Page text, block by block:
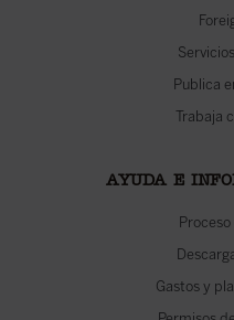
Publica
Trabaja
AYUDA E
Gastos y